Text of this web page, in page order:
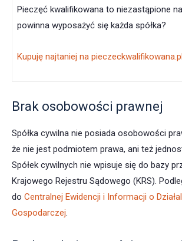
Pieczęć kwalifikowana to niezastąpione
powinna wyposażyć się każda spółka?
Kupuję najtaniej na
Brak osobowości prawnej
Spółka cywilna nie posiada osobowości
że nie jest podmiotem prawa, ani też
Spółek cywilnych nie wpisuje się do bazy
Krajowego Rejestru Sądowego (KRS).
do Centralnej Ewidencji i Informacji o
Gospodarczej.